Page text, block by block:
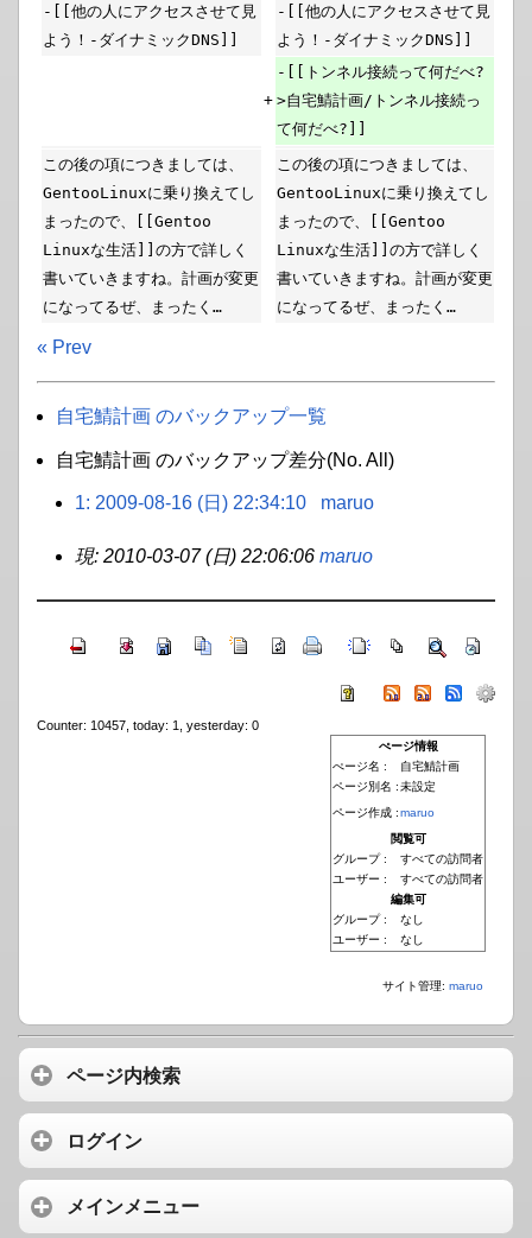
-[[他の人にアクセスさせて見
よう！-ダイナミックDNS]]
-[[他の人にアクセスさせて見
よう！-ダイナミックDNS]]
+
-[[トンネル接続って何だべ?
>自宅鯖計画/トンネル接続っ
て何だべ?]]
この後の項につきましては、
GentooLinuxに乗り換えてし
まったので、[[Gentoo
Linuxな生活]]の方で詳しく
書いていきますね。計画が変更
になってるぜ、まったく…
この後の項につきましては、
GentooLinuxに乗り換えてし
まったので、[[Gentoo
Linuxな生活]]の方で詳しく
書いていきますね。計画が変更
になってるぜ、まったく…
« Prev
自宅鯖計画 のバックアップ一覧
自宅鯖計画 のバックアップ差分(No. All)
1: 2009-08-16 (日) 22:34:10 maruo
現: 2010-03-07 (日) 22:06:06 maruo
ぺージ情報
ぺージ名 :
自宅鯖計画
ページ別名 :未設定
ページ作成 :maruo
閲覧可
グループ :
すべての訪問者
ユーザー :
すべての訪問者
編集可
グループ :
なし
ユーザー :
なし
Counter: 10457, today: 1, yesterday: 0
サイト管理: maruo
ページ内検索
ログイン
メインメニュー